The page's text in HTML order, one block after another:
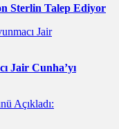
Sterlin Talep Ediyor
Jair Cunha’yı